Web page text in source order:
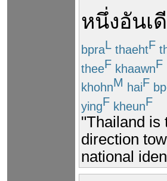
หนึ่งอันเ
bpraL thaehtF
theeF khaawnF
khohnM haiF
yingF kheunF
"Thailand is
direction
national